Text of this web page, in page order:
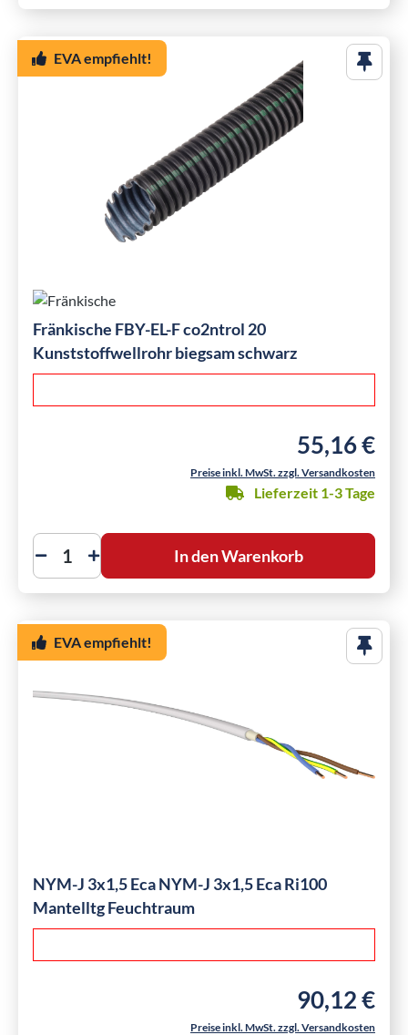
EVA empfiehlt!
Fränkische FBY-EL-F co2ntrol 20
Kunststoffwellrohr biegsam schwarz
Regulärer
55,16 €
Preise inkl. MwSt. zzgl. Versandkosten
Lieferzeit 1-3 Tage
In den Warenkorb
EVA empfiehlt!
NYM-J 3x1,5 Eca NYM-J 3x1,5 Eca Ri100
Mantelltg Feuchtraum
Regulärer
90,12 €
Preise inkl. MwSt. zzgl. Versandkosten